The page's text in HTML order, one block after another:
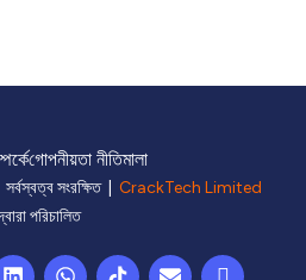
গোপনীয়তা নীতিমালা
সংরক্ষিত | CrackTech Limited
পরিচালিত